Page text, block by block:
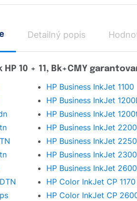
10 + 11, Bk+CMY
HP Business InkJet 1100
HP Business InkJet
HP Business InkJet
HP Business InkJet
HP Business InkJet
HP Business InkJet 2300
HP Business InkJet
HP Color InkJet CP 1170
HP Color InkJet CP
Detailný popis